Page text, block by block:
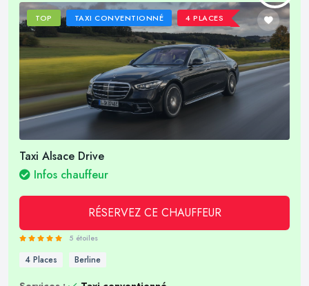
TOP TAXI CONVENTIONNÉ 4 PLACES
Taxi Alsace Drive
Infos chauffeur
RÉSERVEZ CE CHAUFFEUR
5 étoiles
4 Places Berline